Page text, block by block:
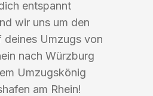
entspannt
wir uns um den
deines Umzugs von
nach Würzburg
Umzugskönig
am Rhein!